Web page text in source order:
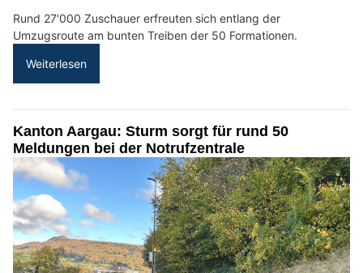
Rund 27'000 Zuschauer erfreuten sich entlang der
Umzugsroute am bunten Treiben der 50 Formationen.
Weiterlesen
Kanton Aargau: Sturm sorgt für rund 50
Meldungen bei der Notrufzentrale